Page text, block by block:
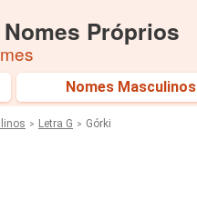
Próprios
Nomes Masculinos
Letra G Górki